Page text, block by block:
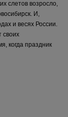
слетов возросло,
И,
и весях России.
своих
когда праздник